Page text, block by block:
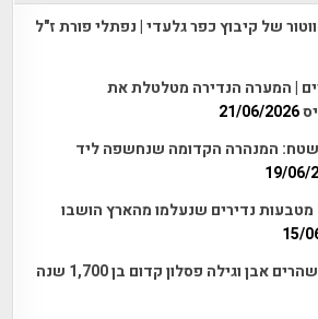
של קיבוץ כפר גלעדי | נפתלי פורת ז"ל
| המערה הנדירה מטלטלת את
21/06/2026
המנהרה הקדומה שנחשפה ליד
19/06/
מטבעות נדירים שנעלמו מהארץ הושבו
15/
וגילה פסלון קדום בן 1,700 שנה